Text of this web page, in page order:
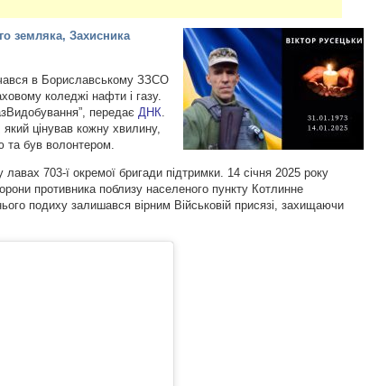
земляка, Захисника
в Бориславському ЗЗСО
коледжі нафти і газу.
передаєДНК.
цінував кожну хвилину,
та був волонтером.
лавах 703-ї окремої бригади підтримки. 14 січня 2025 року
противника поблизу населеного пункту Котлинне
подиху залишався вірним Військовій присязі, захищаючи